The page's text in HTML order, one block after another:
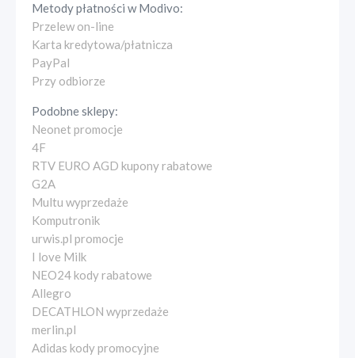
Metody płatności wModivo:
Przelew on-line
Karta kredytowa/płatnicza
PayPal
Przy odbiorze
Podobne sklepy:
Neonet promocje
4F
RTV EURO AGD kupony rabatowe
G2A
Multu wyprzedaże
Komputronik
urwis.pl promocje
I love Milk
NEO24 kody rabatowe
Allegro
DECATHLON wyprzedaże
merlin.pl
Adidas kody promocyjne